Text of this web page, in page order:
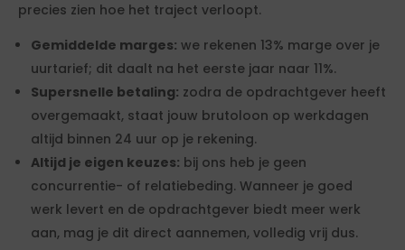
precies zien hoe het traject verloopt.
Gemiddelde marges: we rekenen 13% marge over je
uurtarief; dit daalt na het eerste jaar naar 11%.
Supersnelle betaling: zodra de opdrachtgever heeft
overgemaakt, staat jouw brutoloon op werkdagen
altijd binnen 24 uur op je rekening.
Altijd je eigen keuzes: bij ons heb je geen
concurrentie- of relatiebeding. Wanneer je goed
werk levert en de opdrachtgever biedt meer werk
aan, mag je dit direct aannemen, volledig vrij dus.